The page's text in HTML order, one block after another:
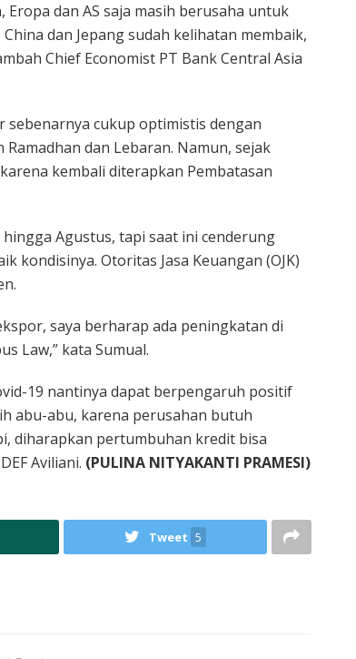
Eropa dan AS saja masih berusaha untuk
dan Jepang sudah kelihatan membaik,
Chief Economist PT Bank Central Asia
cukup optimistis dengan
dan Lebaran. Namun, sejak
kembali diterapkan Pembatasan
Agustus, tapi saat ini cenderung
kondisinya. Otoritas Jasa Keuangan (OJK)
saya berharap ada peningkatan di
Law,” kata Sumual.
19 nantinya dapat berpengaruh positif
abu-abu, karena perusahan butuh
diharapkan pertumbuhan kredit bisa
Aviliani. (PULINA NITYAKANTI PRAMESI)
Tweet 5